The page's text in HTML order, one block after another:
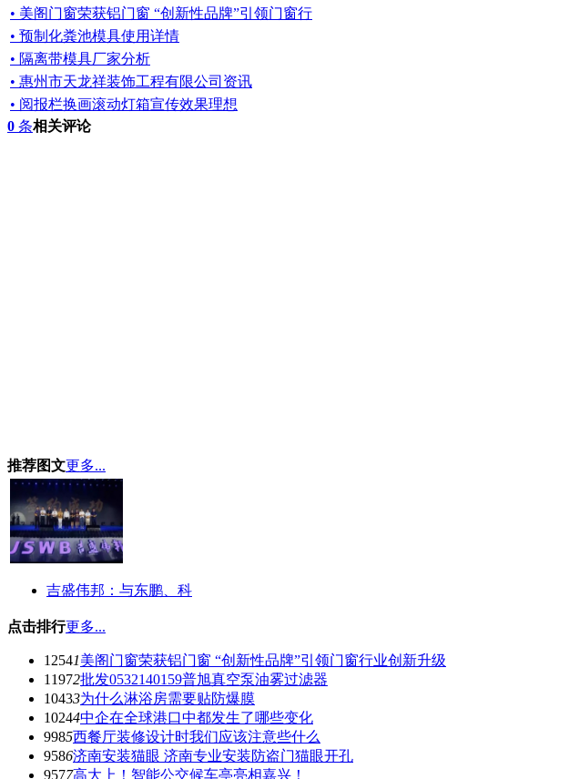
• 美阁门窗荣获铝门窗 “创新性品牌”引领门窗行
• 预制化粪池模具使用详情
• 隔离带模具厂家分析
• 惠州市天龙祥装饰工程有限公司资讯
• 阅报栏换画滚动灯箱宣传效果理想
0 条相关评论
推荐图文更多...
吉盛伟邦：与东鹏、科
点击排行更多...
12541美阁门窗荣获铝门窗 “创新性品牌”引领门窗行业创新升级
11972批发0532140159普旭真空泵油雾过滤器
10433为什么淋浴房需要贴防爆膜
10244中企在全球港口中都发生了哪些变化
9985西餐厅装修设计时我们应该注意些什么
9586济南安装猫眼 济南专业安装防盗门猫眼开孔
9577高大上！智能公交候车亭亮相嘉兴！